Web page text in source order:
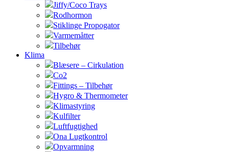
Jiffy/Coco Trays
Rodhormon
Stiklinge Propogator
Varmemåtter
Tilbehør
Klima
Blæsere – Cirkulation
Co2
Fittings – Tilbehør
Hygro & Thermometer
Klimastyring
Kulfilter
Luftfugtighed
Ona Lugtkontrol
Opvarmning